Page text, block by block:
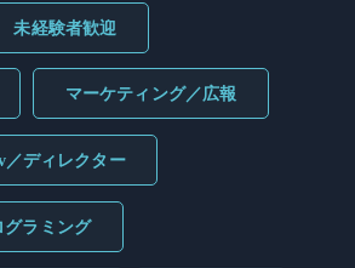
未経験者歓迎
マーケティング／広報
／ディレクター
グラミング